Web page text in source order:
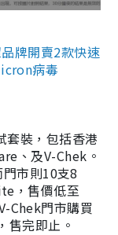
牌開賣2款快速
病毒
套裝，包括香港
、及V-Chek。
市則10支8
，售價低至
Chek門市購買
售完即止。